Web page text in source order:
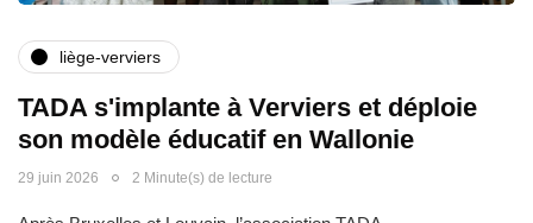
liège-verviers
TADA s'implante à Verviers et déploie
son modèle éducatif en Wallonie
29 juin 2026 2 Minute(s) de lecture